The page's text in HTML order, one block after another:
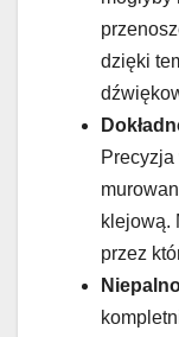
dzięki
klejową.
przez